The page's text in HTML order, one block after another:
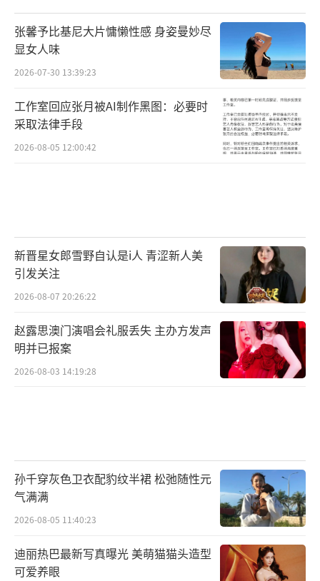
张馨予比基尼大片慵懒性感 身姿曼妙尽
显女人味
2026-07-30 13:39:23
工作室回应张月被AI制作黑图：必要时
采取法律手段
2026-08-05 12:00:42
新晋星女郎雪野自认是i人 青涩新人美
引发关注
2026-08-07 20:26:22
赵露思澳门演唱会礼服丢失 主办方发声
明并已报案
2026-08-03 14:19:28
孙千穿灰色卫衣配豹纹半裙 松弛随性元
气满满
2026-08-05 11:40:23
迪丽热巴最新写真曝光 美萌猫猫头造型
可爱养眼